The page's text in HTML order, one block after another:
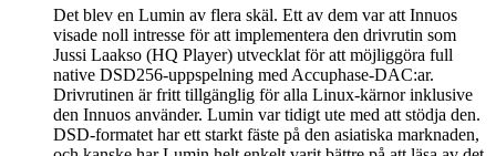
Det blev en Lumin av flera skäl. Ett av dem var att Innuos
visade noll intresse för att implementera den drivrutin som
Jussi Laakso (HQ Player) utvecklat för att möjliggöra full
native DSD256-uppspelning med Accuphase-DAC:ar.
Drivrutinen är fritt tillgänglig för alla Linux-kärnor inklusive
den Innuos använder. Lumin var tidigt ute med att stödja den.
DSD-formatet har ett starkt fäste på den asiatiska marknaden,